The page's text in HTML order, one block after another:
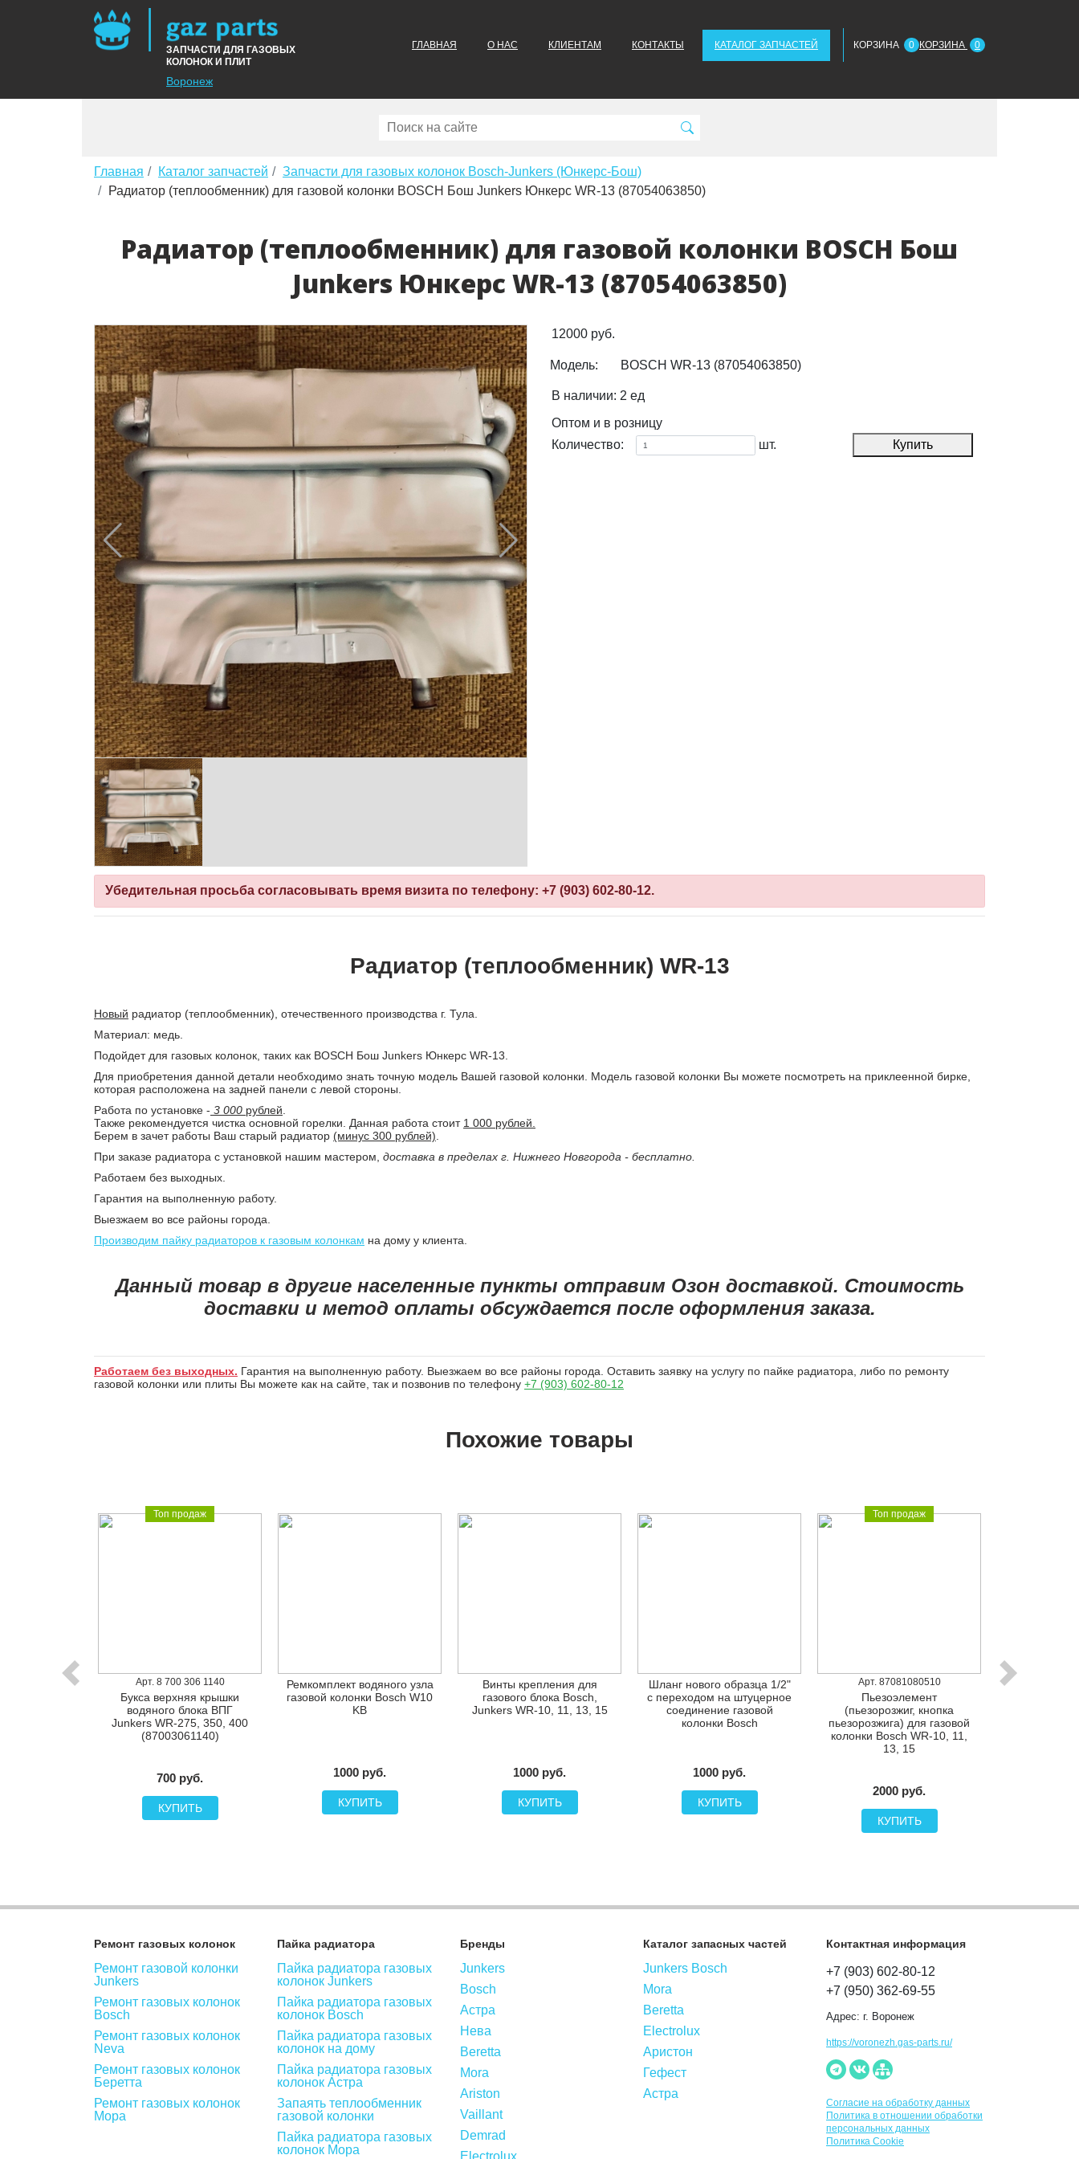
ЗАПЧАСТИ ДЛЯ ГАЗОВЫХ
КОЛОНОК И ПЛИТ
Воронеж
ГЛАВНАЯ О НАС КЛИЕНТАМ КОНТАКТЫ КАТАЛОГ ЗАПЧАСТЕЙ КОРЗИНА 0 КОРЗИНА 0
Главная Каталог запчастей
Запчасти для газовых колонок Bosch-Junkers (Юнкерс-Бош)
Радиатор (теплообменник) для газовой колонки BOSCH Бош Junkers Юнкерс WR-13 (87054063850)
Радиатор (теплообменник) для газовой колонки BOSCH Бош
Junkers Юнкерс WR-13 (87054063850)
12000 руб.
Модель: BOSCH WR-13 (87054063850)
В наличии: 2 ед
Оптом и в розницу
Количество:
шт. Купить
Убедительная просьба согласовывать время визита по телефону: +7 (903) 602-80-12.
Радиатор (теплообменник) WR-13
Новый радиатор (теплообменник), отечественного производства г. Тула.
Материал: медь.
Подойдет для газовых колонок, таких как BOSCH Бош Junkers Юнкерс WR-13.
Для приобретения данной детали необходимо знать точную модель Вашей газовой колонки. Модель газовой колонки Вы можете посмотреть на приклеенной бирке,
которая расположена на задней панели с левой стороны.
Работа по установке - 3 000 рублей
Также рекомендуется чистка основной горелки. Данная работа стоит 1 000 рублей.
Берем в зачет работы Ваш старый радиатор (минус 300 рублей)
При заказе радиатора с установкой нашим мастером, доставка в пределах г. Нижнего Новгорода - бесплатно
Работаем без выходных.
Гарантия на выполненную работу.
Выезжаем во все районы города.
Производим пайку радиаторов к газовым колонкам на дому у клиента.
Данный товар в другие населенные пункты отправим Озон доставкой. Стоимость
доставки и метод оплаты обсуждается после оформления заказа.
Работаем без выходных. Гарантия на выполненную работу. Выезжаем во все районы города. Оставить заявку на услугу по пайке радиатора, либо по ремонту
газовой колонки или плиты Вы можете как на сайте, так и позвонив по телефону +7 (903) 602-80-12
Похожие товары
Топ продаж
Арт. 8 700 306 1140
Букса верхняя крышки
водяного блока ВПГ
Junkers WR-275, 350, 400
(87003061140)
700 руб.
КУПИТЬ
Ремкомплект водяного узла
газовой колонки Bosch W10
KB
1000 руб.
КУПИТЬ
Винты крепления для
газового блока Bosch,
Junkers WR-10, 11, 13, 15
1000 руб.
КУПИТЬ
Шланг нового образца 1/2"
с переходом на штуцерное
соединение газовой
колонки Bosch
1000 руб.
КУПИТЬ
Топ продаж
Арт. 87081080510
Пьезоэлемент
(пьезорозжиг, кнопка
пьезорозжига) для газовой
колонки Bosch WR-10, 11,
13, 15
2000 руб.
КУПИТЬ
Ремонт газовых колонок
Ремонт газовой колонки
Junkers
Ремонт газовых колонок
Bosch
Ремонт газовых колонок
Neva
Ремонт газовых колонок
Беретта
Ремонт газовых колонок
Мора
Пайка радиатора
Пайка радиатора газовых
колонок Junkers
Пайка радиатора газовых
колонок Bosch
Пайка радиатора газовых
колонок на дому
Пайка радиатора газовых
колонок Астра
Запаять теплообменник
газовой колонки
Пайка радиатора газовых
колонок Мора
Бренды
Junkers
Bosch
Астра
Нева
Beretta
Mora
Ariston
Vaillant
Demrad
Electrolux
Каталог запасных частей
Junkers Bosch
Mora
Beretta
Electrolux
Аристон
Гефест
Астра
Контактная информация
+7 (903) 602-80-12
+7 (950) 362-69-55
Адрес: г. Воронеж
https://voronezh.gas-parts.ru/
Согласие на обработку данных
Политика в отношении обработки
персональных данных
Политика Cookie